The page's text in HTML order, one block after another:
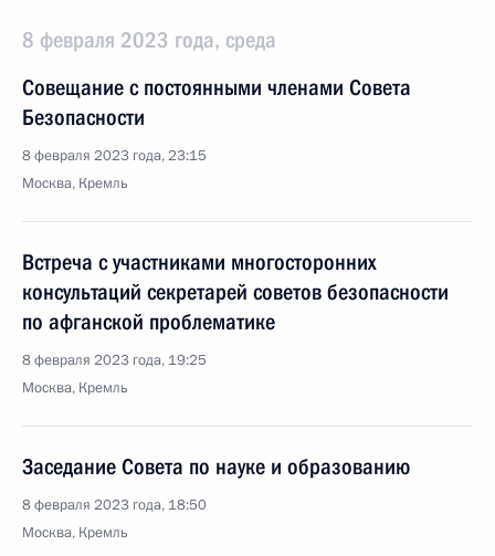
8 февраля 2023 года, среда
Совещание с постоянными членами Совета
Безопасности
8 февраля 2023 года, 23:15
Москва, Кремль
Встреча с участниками многосторонних
консультаций секретарей советов безопасности
по афганской проблематике
8 февраля 2023 года, 19:25
Москва, Кремль
Заседание Совета по науке и образованию
8 февраля 2023 года, 18:50
Москва, Кремль